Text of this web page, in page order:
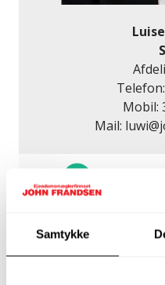
Samtykke
Telefon:
Mobil:
Mail: